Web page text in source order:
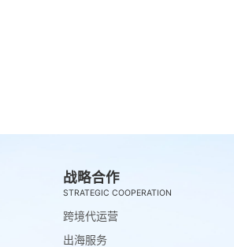
战略合作
STRATEGIC COOPERATION
跨境代运营
出海服务